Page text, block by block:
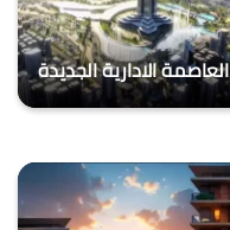
العاصمة الادارية الجديدة